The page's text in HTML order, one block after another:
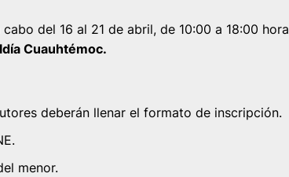
del 16 al 21 de abril, de 10:00 a 18:00
Cuauhtémoc.
deberán llenar el formato de inscripción.
menor.